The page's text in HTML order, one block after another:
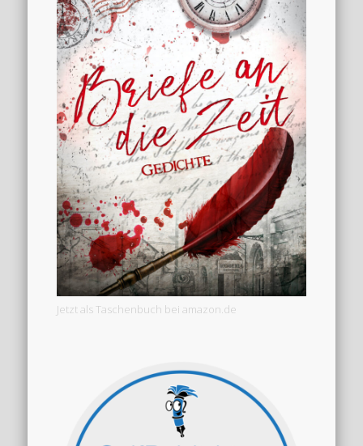
Jetzt als Taschenbuch bei amazon.de